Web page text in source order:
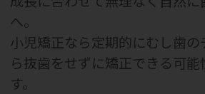
へ。
小児矯正なら定期的にむし歯
ら抜歯をせずに矯正できる可能
す。